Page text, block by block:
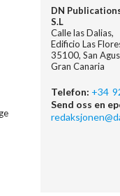
DN
S.L
Calle las Dalias,
Edificio Las
35100, San
Gran Canaria
Telefon: +34
Send oss en